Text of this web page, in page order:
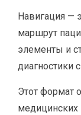
Навигация —
маршрут
элементы и
диагностики
Этот формат
медицинских